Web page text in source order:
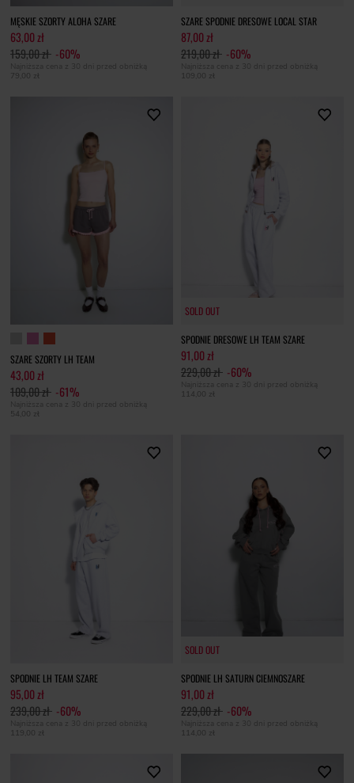
MĘSKIE SZORTY ALOHA SZARE
63,00 zł
159,00 zł -60%
Najniższa cena z 30 dni przed obniżką
79,00 zł
SZARE SPODNIE DRESOWE LOCAL STAR
87,00 zł
219,00 zł -60%
Najniższa cena z 30 dni przed obniżką
109,00 zł
SZARE SZORTY LH TEAM
43,00 zł
109,00 zł -61%
Najniższa cena z 30 dni przed obniżką
54,00 zł
SOLD OUT
SOLD OUT
SPODNIE DRESOWE LH TEAM SZARE
91,00 zł
229,00 zł -60%
Najniższa cena z 30 dni przed obniżką
114,00 zł
SPODNIE LH TEAM SZARE
95,00 zł
239,00 zł -60%
Najniższa cena z 30 dni przed obniżką
119,00 zł
SOLD OUT
SOLD OUT
SPODNIE LH SATURN CIEMNOSZARE
91,00 zł
229,00 zł -60%
Najniższa cena z 30 dni przed obniżką
114,00 zł